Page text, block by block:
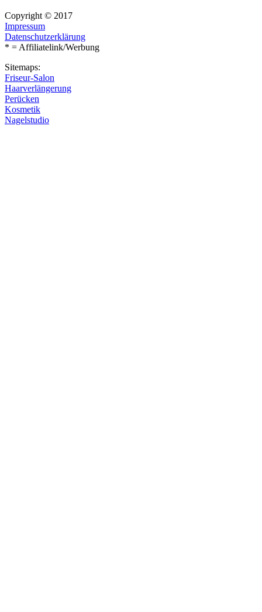
Copyright © 2017
Impressum
Datenschutzerklärung
* = Affiliatelink/Werbung
Sitemaps:
Friseur-Salon
Haarverlängerung
Perücken
Kosmetik
Nagelstudio